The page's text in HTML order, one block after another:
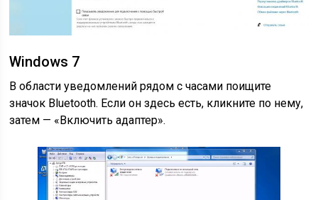
Windows 7
В области уведомлений рядом с часами поищите
значок Bluetooth. Если он здесь есть, кликните по нему,
затем — «Включить адаптер».